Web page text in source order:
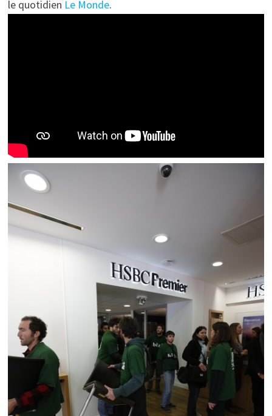
le quotidien Le Monde.